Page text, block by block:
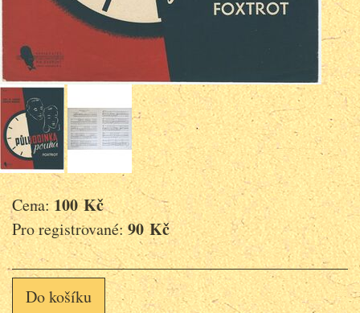
Cena:100 Kč
Pro registrované:90 Kč
Do košíku